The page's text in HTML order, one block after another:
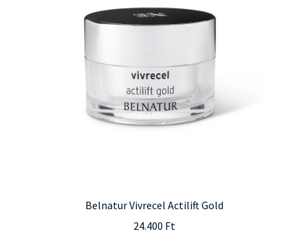
Belnatur Vivrecel Actilift Gold
24.400 Ft